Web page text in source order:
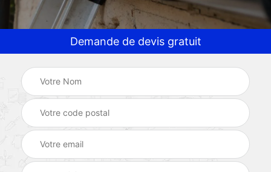
Demande de devis gratuit